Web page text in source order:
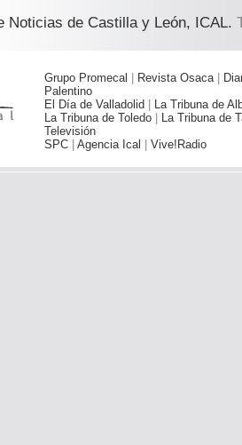
Noticias de Castilla y León, ICAL.
Grupo Promecal Revista Osaca
Palentino
El Día de Valladolid
La Tribuna de
La Tribuna de Toledo
La Tribuna de
Televisión
SPC
Agencia Ical Vive!Radio